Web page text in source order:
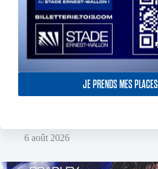
JE PRENDS MES PLACES
6 août 2026